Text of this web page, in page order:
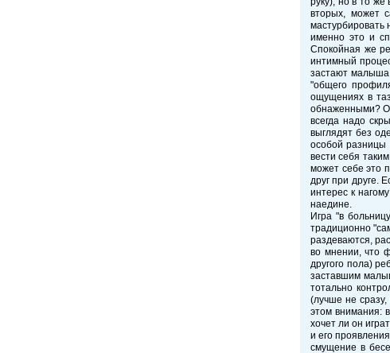
вторых, может
мастурбировать
именно это и
Спокойная же
интимный
застают малыша
"общего
ощущениях в
обнаженными?
всегда надо
выглядят без
особой разницы
вести себя
может себе это
друг при друге.
интерес к
наедине.
Игра "в
традиционно
раздеваются,
во мнении, что
другого пола)
заставшим
тотально
(лучше не
этом внимания:
хочет ли он
и его
смущение в